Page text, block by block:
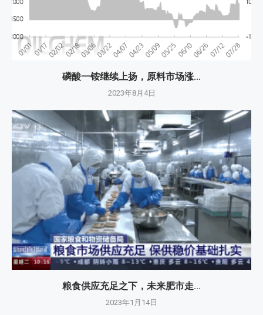
磷酸一铵继续上扬，原料市场涨...
2023年8月4日
粮食供应充足之下，未来肥市走...
2023年1月14日